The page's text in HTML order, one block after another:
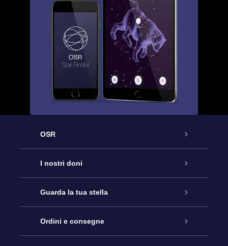
OSR
Assistenza
Contattaci
Blog
I nostri doni
Online Star Gift
Pacchetto regalo OSR
Guarda la tua stella
Registro stellare
Ordini e consegne